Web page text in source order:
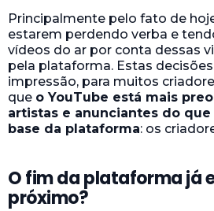
Principalmente pelo fato de
estarem perdendo verba e
vídeos do ar por conta dessas
pela plataforma. Estas
impressão, para muitos
que o YouTube está mais
artistas e anunciantes do
base da plataforma: os
O fim da plataforma já
próximo?